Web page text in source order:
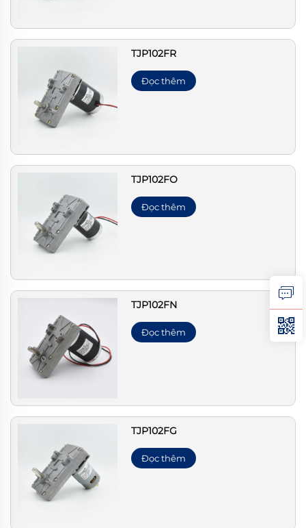
TJP102FR
Đọc thêm
TJP102FO
Đọc thêm
TJP102FN
Đọc thêm
TJP102FG
Đọc thêm